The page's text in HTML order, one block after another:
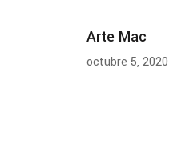
Arte Mac
octubre 5, 2020